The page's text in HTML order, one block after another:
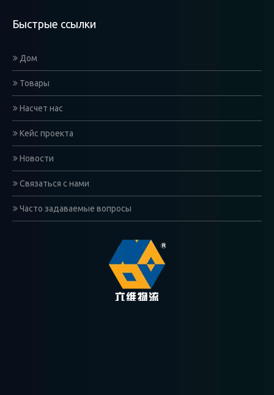
Быстрые ссылки
Дом
Товары
Насчет нас
Кейс проекта
Новости
Связаться с нами
Часто задаваемые вопросы